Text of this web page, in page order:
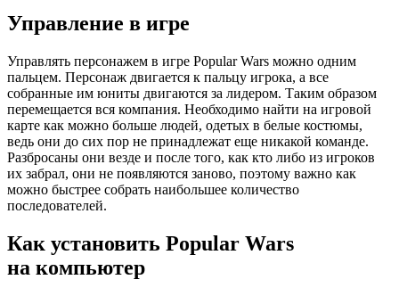
Управление в игре
Управлять персонажем в игре Popular Wars можно одним
пальцем. Персонаж двигается к пальцу игрока, а все
собранные им юниты двигаются за лидером. Таким образом
перемещается вся компания. Необходимо найти на игровой
карте как можно больше людей, одетых в белые костюмы,
ведь они до сих пор не принадлежат еще никакой команде.
Разбросаны они везде и после того, как кто либо из игроков
их забрал, они не появляются заново, поэтому важно как
можно быстрее собрать наибольшее количество
последователей.
Как установить Popular Wars
на компьютер